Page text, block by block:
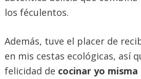
los féculentos.
Además, tuve el placer de
en mis cestas ecológicas, así
felicidad de cocinar yo